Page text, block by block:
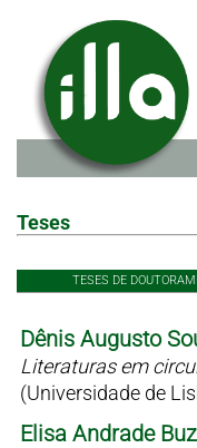
Teses
TESES DE
Dênis Augusto
Literaturas em
(Universidade de
Elisa Andrade